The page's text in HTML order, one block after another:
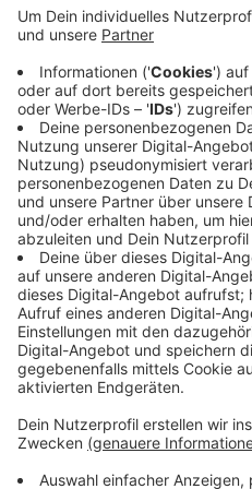
Verkehrsmittel, sondern
Mucke selbst fordert eine
Expertenkommission zur
Sachverhalts und verlangt
Austausch der defekten
möglich zu
Schwebebahn ab August
Wochenenden fährt - für
Veröffentlicht:Montag,
Anzeige
Anzeige